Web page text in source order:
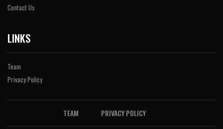
Contact Us
LINKS
Team
Privacy Policy
TEAM PRIVACY POLICY